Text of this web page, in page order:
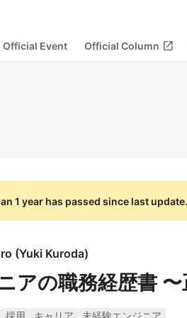
Official Event Official Column open_in_new
1 year has passed since last update.
(Yuki Kuroda)
アの職務経歴書
採用 キャリア
未経験エンジニア